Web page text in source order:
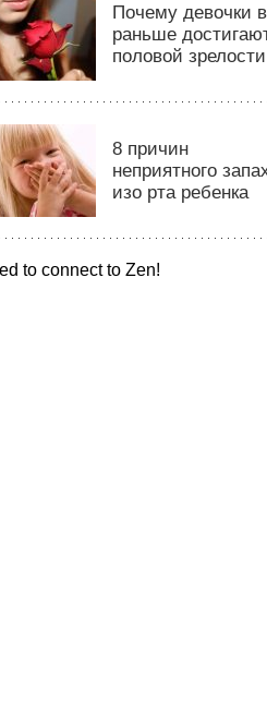
Почему девочки
раньше
половой зрелости
8 причин
неприятного
изо рта ребенка
to connect to Zen!